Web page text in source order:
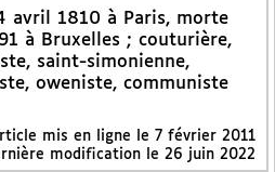
avril 1810 à Paris, morte
à Bruxelles ; couturière,
saint-simonienne,
oweniste, communiste
mis en ligne le 7 février 2011
modification le 26 juin 2022